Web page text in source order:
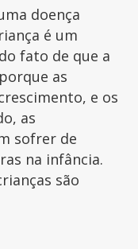
doença
é um
fato de que a
as
e os
as
sofrer de
na infância.
são